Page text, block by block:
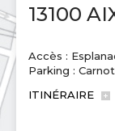
13100
Accès :
Parking : Carnot
ITINÉRAIRE